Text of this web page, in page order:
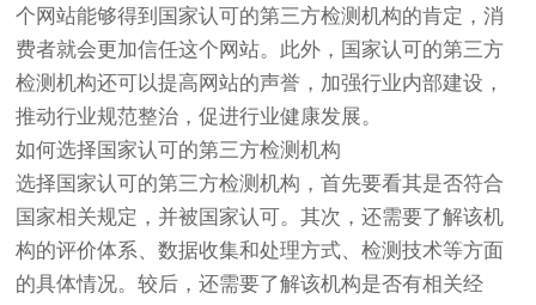
个网站能够得到国家认可的第三方检测机构的肯定，消
费者就会更加信任这个网站。此外，国家认可的第三方
检测机构还可以提高网站的声誉，加强行业内部建设，
推动行业规范整治，促进行业健康发展。
如何选择国家认可的第三方检测机构
选择国家认可的第三方检测机构，首先要看其是否符合
国家相关规定，并被国家认可。其次，还需要了解该机
构的评价体系、数据收集和处理方式、检测技术等方面
的具体情况。较后，还需要了解该机构是否有相关经